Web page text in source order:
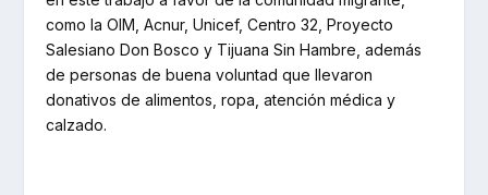
como la OIM, Acnur, Unicef, Centro 32, Proyecto
Salesiano Don Bosco y Tijuana Sin Hambre, además
de personas de buena voluntad que llevaron
donativos de alimentos, ropa, atención médica y
calzado.